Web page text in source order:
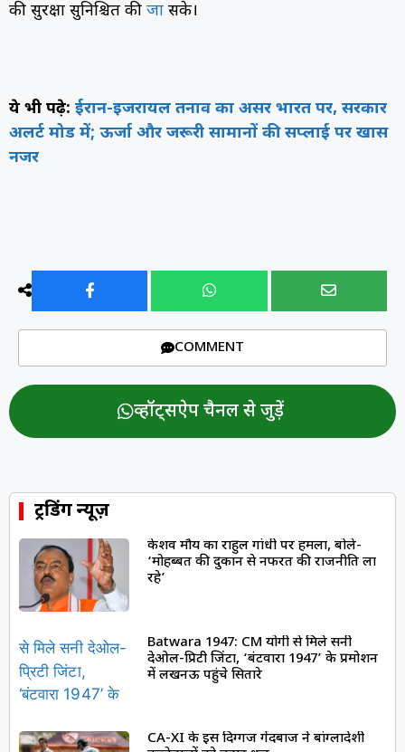
की सुरक्षा सुनिश्चित की जा सके।
ये भी पढ़े: ईरान-इजरायल तनाव का असर भारत पर, सरकार
अलर्ट मोड में; ऊर्जा और जरूरी सामानों की सप्लाई पर खास
नजर
COMMENT
व्हॉट्सऐप चैनल से जुड़ें
ट्रेंडिंग न्यूज़
केशव मौर्य का राहुल गांधी पर हमला, बोले-
‘मोहब्बत की दुकान से नफरत की राजनीति ला
रहे’
Batwara 1947: CM योगी से मिले सनी
देओल-प्रिटी जिंटा, ‘बंटवारा 1947’ के प्रमोशन
में लखनऊ पहुंचे सितारे
CA-XI के इस दिग्गज गेंदबाज ने बांग्लादेशी